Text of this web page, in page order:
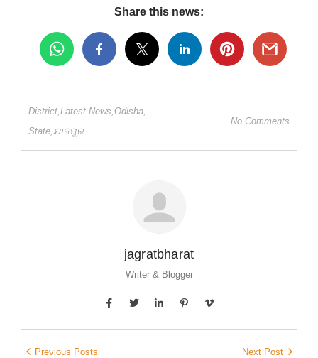
Share this news:
District Latest News Odisha
State ଯାଜପୁର
No Comments
jagratbharat
Writer & Blogger
Previous Posts Next Post